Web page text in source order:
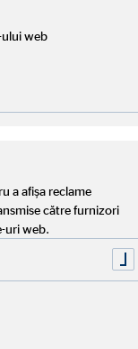
Aveți
și obiectivele
consultanță, unde
în mod permanent
de
web
a afișa reclame
către furnizori
uri web.